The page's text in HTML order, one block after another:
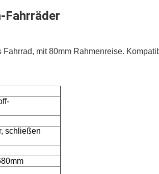
Fahrräder
Fahrrad, mit 80mm Rahmenreise.
schließen